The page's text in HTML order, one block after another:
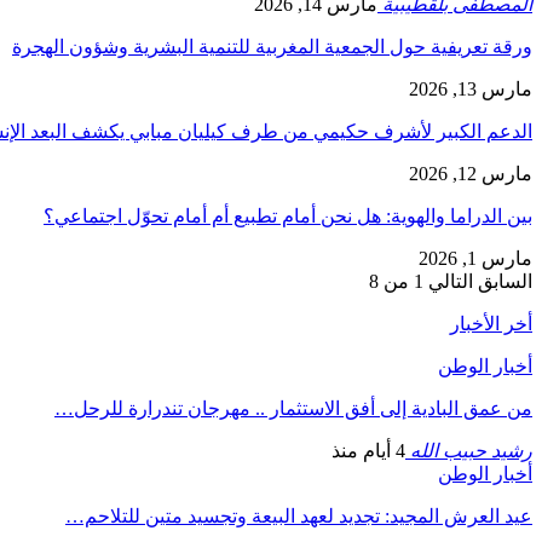
المصطفى بلقطيبية مارس 14, 2026
ورقة تعريفية حول الجمعية المغربية للتنمية البشرية وشؤون الهجرة
مارس 13, 2026
الدعم الكبير لأشرف حكيمي من طرف كيليان مبابي يكشف البعد
مارس 12, 2026
بين الدراما والهوية: هل نحن أمام تطبيع أم أمام تحوّل اجتماعي؟
مارس 1, 2026
السابق التالي 1 من 8
أخر الأخبار
أخبار الوطن
من عمق البادية إلى أفق الاستثمار .. مهرجان تندرارة للرحل…
رشيد حبيب الله 4 أيام منذ
أخبار الوطن
عيد العرش المجيد: تجديد لعهد البيعة وتجسيد متين للتلاحم…